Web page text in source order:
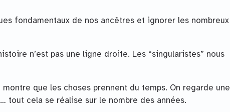
fondamentaux de nos ancêtres et ignorer les nombreux
n’est pas une ligne droite. Les “singularistes” nous
que les choses prennent du temps. On regarde une
tout cela se réalise sur le nombre des années.